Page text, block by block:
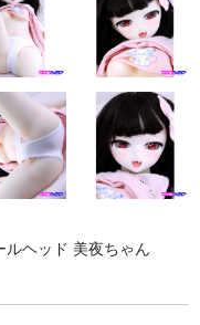
ルヘッド 美夜ちゃん